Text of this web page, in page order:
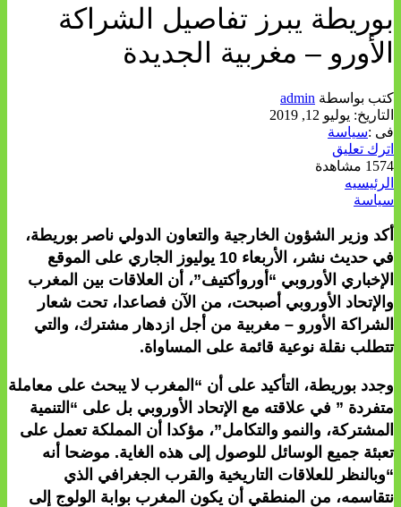
بوريطة يبرز تفاصيل الشراكة
الأورو – مغربية الجديدة
كتب بواسطة admin
التاريخ: يوليو 12, 2019
فى :سياسة
اترك تعليق
1574 مشاهدة
الرئيسيه
سياسة
أكد وزير الشؤون الخارجية والتعاون الدولي ناصر بوريطة،
في حديث نشر، الأربعاء 10 يوليوز الجاري على الموقع
الإخباري الأوروبي “أوروأكتيف”، أن العلاقات بين المغرب
والإتحاد الأوروبي أصبحت، من الآن فصاعدا، تحت شعار
الشراكة الأورو – مغربية من أجل ازدهار مشترك، والتي
تتطلب نقلة نوعية قائمة على المساواة.
وجدد بوريطة، التأكيد على أن “المغرب لا يبحث على معاملة
متفردة ” في علاقته مع الإتحاد الأوروبي بل على “التنمية
المشتركة، والنمو والتكامل”، مؤكدا أن المملكة تعمل على
تعبئة جميع الوسائل للوصول إلى هذه الغاية. موضحا أنه
“وبالنظر للعلاقات التاريخية والقرب الجغرافي الذي
نتقاسمه، من المنطقي أن يكون المغرب بوابة الولوج إلى